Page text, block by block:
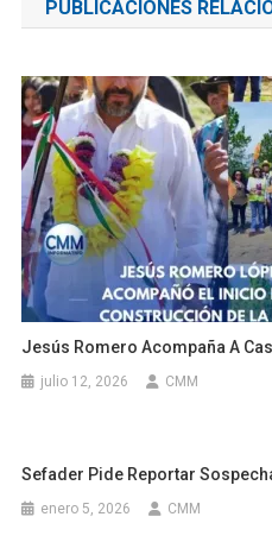
entradas
PUBLICACIONES
Jesús Romero Acompaña A
julio 12, 2026 CMM
Sefader Pide Reportar
enero 5, 2026 CMM